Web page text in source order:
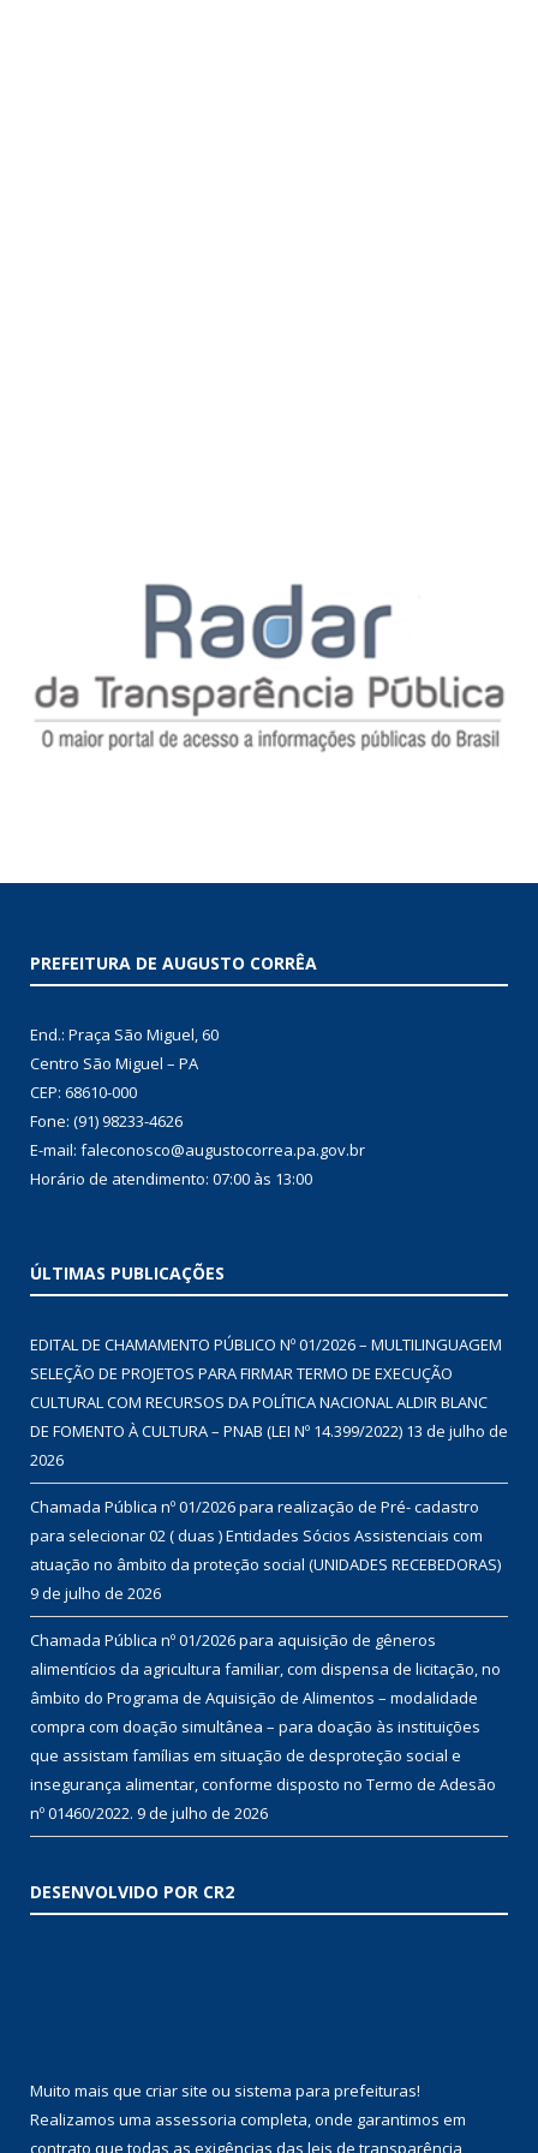
PREFEITURA DE AUGUSTO CORRÊA
End.: Praça São Miguel, 60
Centro São Miguel – PA
CEP: 68610-000
Fone: (91) 98233-4626
E-mail: faleconosco@augustocorrea.pa.gov.br
Horário de atendimento: 07:00 às 13:00
ÚLTIMAS PUBLICAÇÕES
EDITAL DE CHAMAMENTO PÚBLICO Nº 01/2026 – MULTILINGUAGEM
SELEÇÃO DE PROJETOS PARA FIRMAR TERMO DE EXECUÇÃO
CULTURAL COM RECURSOS DA POLÍTICA NACIONAL ALDIR BLANC
DE FOMENTO À CULTURA – PNAB (LEI Nº 14.399/2022) 13 de julho de
2026
Chamada Pública nº 01/2026 para realização de Pré- cadastro
para selecionar 02 ( duas ) Entidades Sócios Assistenciais com
atuação no âmbito da proteção social (UNIDADES RECEBEDORAS)
9 de julho de 2026
Chamada Pública nº 01/2026 para aquisição de gêneros
alimentícios da agricultura familiar, com dispensa de licitação, no
âmbito do Programa de Aquisição de Alimentos – modalidade
compra com doação simultânea – para doação às instituições
que assistam famílias em situação de desproteção social e
insegurança alimentar, conforme disposto no Termo de Adesão
nº 01460/2022. 9 de julho de 2026
DESENVOLVIDO POR CR2
Muito mais que criar site ou sistema para prefeituras!
Realizamos uma assessoria completa, onde garantimos em
contrato que todas as exigências das leis de transparência